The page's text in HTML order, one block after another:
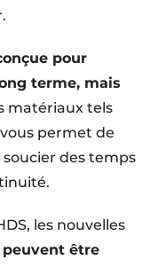
pour
terme, mais
matériaux tels
permet de
des temps
les nouvelles
être